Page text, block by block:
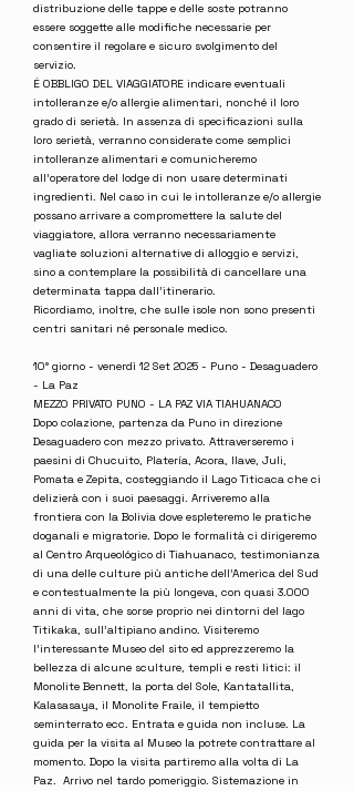
distribuzione delle tappe e delle soste potranno
essere soggette alle modifiche necessarie per
consentire il regolare e sicuro svolgimento del
servizio.
É OBBLIGO DEL VIAGGIATORE indicare eventuali
intolleranze e/o allergie alimentari, nonché il loro
grado di serietà. In assenza di specificazioni sulla
loro serietà, verranno considerate come semplici
intolleranze alimentari e comunicheremo
all'operatore del lodge di non usare determinati
ingredienti. Nel caso in cui le intolleranze e/o allergie
possano arrivare a compromettere la salute del
viaggiatore, allora verranno necessariamente
vagliate soluzioni alternative di alloggio e servizi,
sino a contemplare la possibilità di cancellare una
determinata tappa dall'itinerario.
Ricordiamo, inoltre, che sulle isole non sono presenti
centri sanitari né personale medico.
10° giorno - venerdì 12 Set 2025 - Puno - Desaguadero
- La Paz
MEZZO PRIVATO PUNO - LA PAZ VIA TIAHUANACO
Dopo colazione, partenza da Puno in direzione
Desaguadero con mezzo privato. Attraverseremo i
paesini di Chucuito, Platería, Acora, Ilave, Juli,
Pomata e Zepita, costeggiando il Lago Titicaca che ci
delizierà con i suoi paesaggi. Arriveremo alla
frontiera con la Bolivia dove espleteremo le pratiche
doganali e migratorie. Dopo le formalità ci dirigeremo
al Centro Arqueológico di Tiahuanaco, testimonianza
di una delle culture più antiche dell'America del Sud
e contestualmente la più longeva, con quasi 3.000
anni di vita, che sorse proprio nei dintorni del lago
Titikaka, sull'altipiano andino. Visiteremo
l'interessante Museo del sito ed apprezzeremo la
bellezza di alcune sculture, templi e resti litici: il
Monolite Bennett, la porta del Sole, Kantatallita,
Kalasasaya, il Monolite Fraile, il tempietto
seminterrato ecc. Entrata e guida non incluse. La
guida per la visita al Museo la potrete contrattare al
momento. Dopo la visita partiremo alla volta di La
Paz. Arrivo nel tardo pomeriggio. Sistemazione in